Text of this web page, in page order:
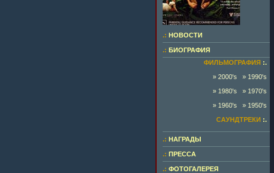
.: НОВОСТИ
.: БИОГРАФИЯ
ФИЛЬМОГРАФИЯ :.
» 2000's
» 1990's
» 1980's
» 1970's
» 1960's
» 1950's
САУНДТРЕКИ :.
.: НАГРАДЫ
.: ПРЕССА
.: ФОТОГАЛЕРЕЯ